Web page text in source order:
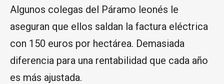
Algunos colegas del Páramo leonés le
aseguran que ellos saldan la factura eléctrica
con 150 euros por hectárea. Demasiada
diferencia para una rentabilidad que cada año
es más ajustada.